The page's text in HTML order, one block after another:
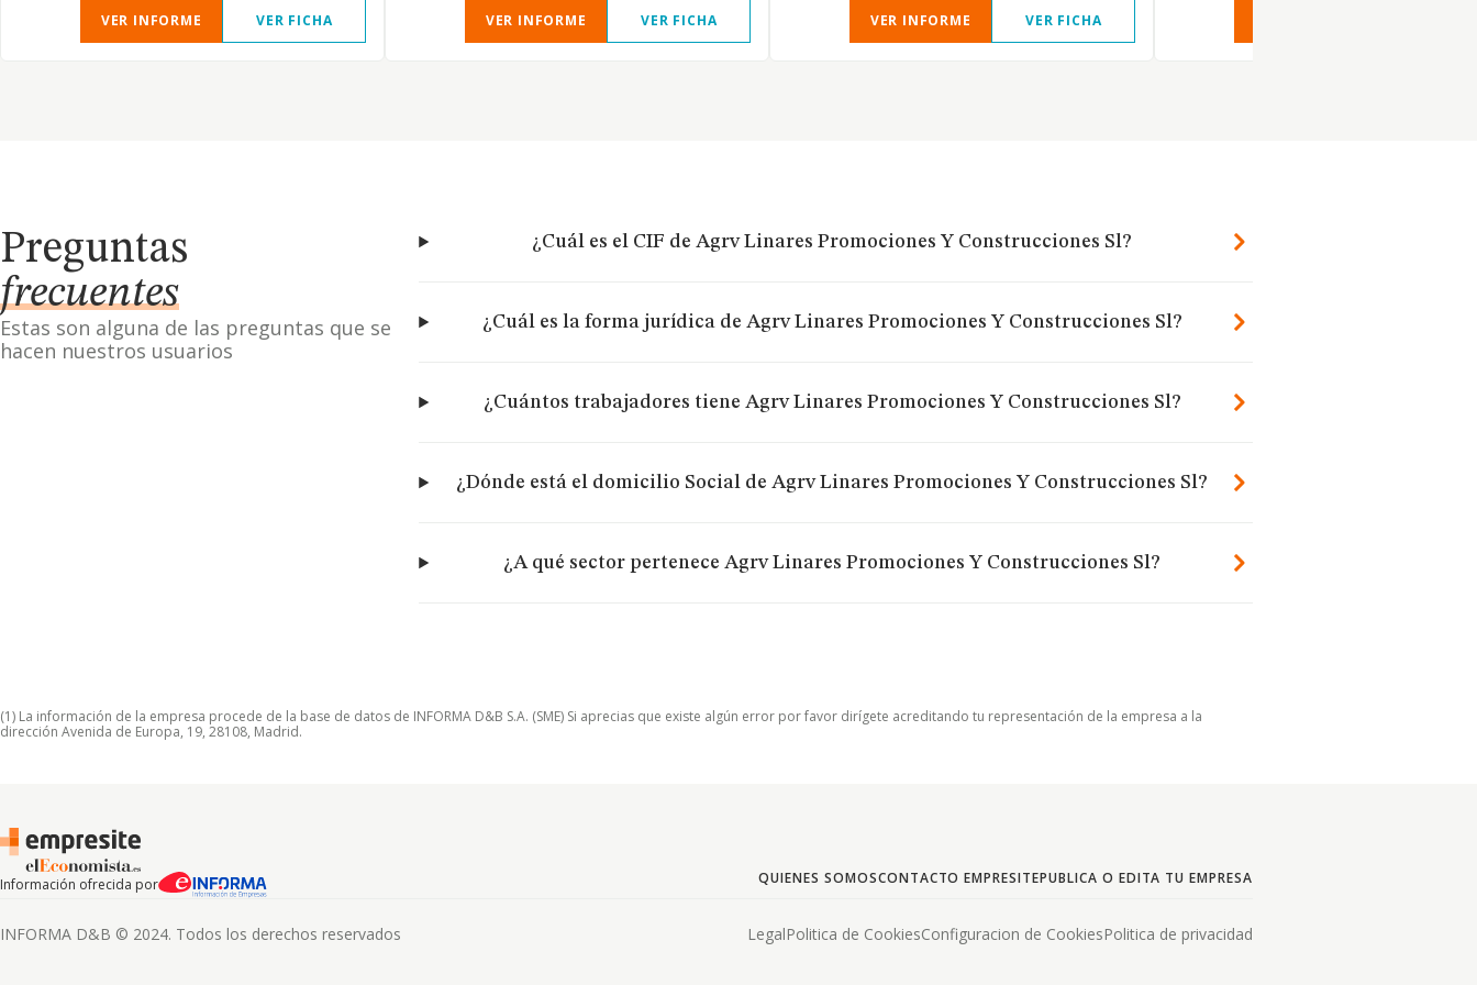
VER INFORME VER FICHA VER INFORME VER FICHA VER INFORME VER FICHA
Preguntas
frecuentes
Estas son alguna de las preguntas que se
hacen nuestros usuarios
¿Cuál es el CIF de Agrv Linares Promociones Y Construcciones Sl?
¿Cuál es la forma jurídica de Agrv Linares Promociones Y Construcciones Sl?
¿Cuántos trabajadores tiene Agrv Linares Promociones Y Construcciones Sl?
¿Dónde está el domicilio Social de Agrv Linares Promociones Y Construcciones Sl?
¿A qué sector pertenece Agrv Linares Promociones Y Construcciones Sl?
(1) La información de la empresa procede de la base de datos de INFORMA D&B S.A. (SME) Si aprecias que existe algún error por favor dirígete acreditando tu representación de la empresa a la
dirección Avenida de Europa, 19, 28108, Madrid.
Información ofrecida por QUIENES SOMOSCONTACTO EMPRESITEPUBLICA O EDITA TU EMPRESA
INFORMA D&B © 2024. Todos los derechos reservados LegalPolitica de CookiesConfiguracion de CookiesPolitica de privacidad